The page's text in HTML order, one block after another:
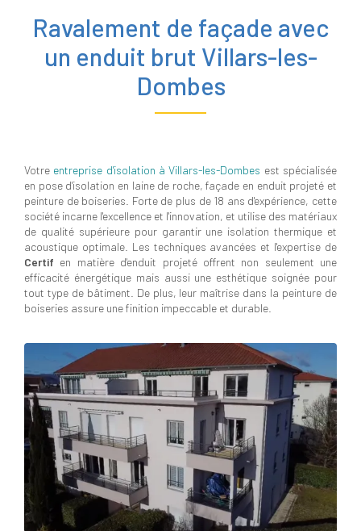
Ravalement de façade avec
un enduit brut Villars-les-
Dombes
Votre entreprise d'isolation à Villars-les-Dombes est spécialisée
en pose d'isolation en laine de roche, façade en enduit projeté et
peinture de boiseries. Forte de plus de 18 ans d'expérience, cette
société incarne l'excellence et l'innovation, et utilise des matériaux
de qualité supérieure pour garantir une isolation thermique et
acoustique optimale. Les techniques avancées et l'expertise de
Certif en matière d'enduit projeté offrent non seulement une
efficacité énergétique mais aussi une esthétique soignée pour
tout type de bâtiment. De plus, leur maîtrise dans la peinture de
boiseries assure une finition impeccable et durable.